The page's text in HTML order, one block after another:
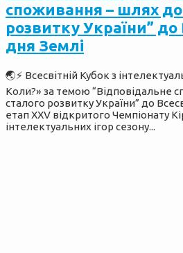
споживання – шлях до
розвитку України” до
дня Землі
🌏⚡️ Всесвітній Кубок з
Коли?» за темою “Відповідальне
сталого розвитку України” до
етап XХV відкритого Чемпіонату
інтелектуальних ігор сезону...